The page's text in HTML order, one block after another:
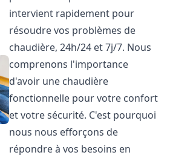
intervient rapidement pour
résoudre vos problèmes de
chaudière, 24h/24 et 7j/7. Nous
comprenons l'importance
d'avoir une chaudière
fonctionnelle pour votre confort
et votre sécurité. C'est pourquoi
nous nous efforçons de
répondre à vos besoins en